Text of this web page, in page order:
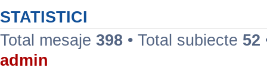
STATISTICI
Total mesaje 398 • Total subiecte 52
admin